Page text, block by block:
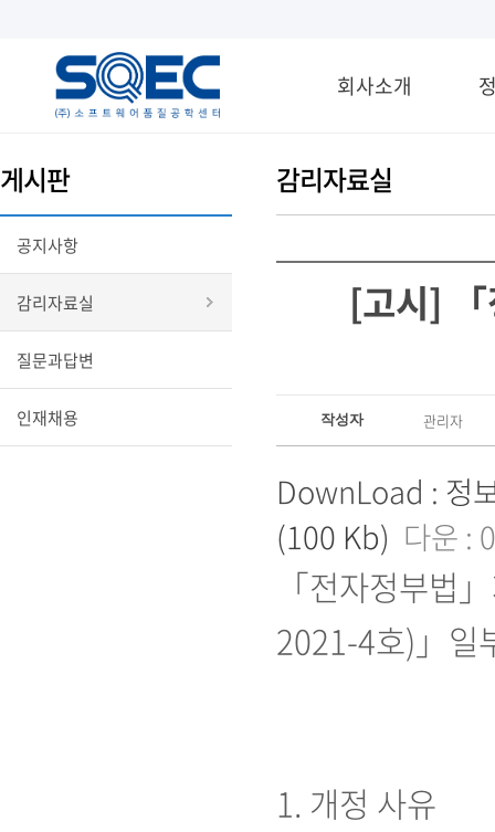
회사소개
게시판
공지사항
감리자료실
질문과답변
인재채용
감리자료실
[고시]
작성자 관리자
DownLoad : 정
(100 Kb) 다운 :
「전자정부법
2021-4호)」일
1. 개정 사유